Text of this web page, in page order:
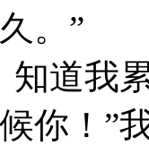
。”
知道我
你！”